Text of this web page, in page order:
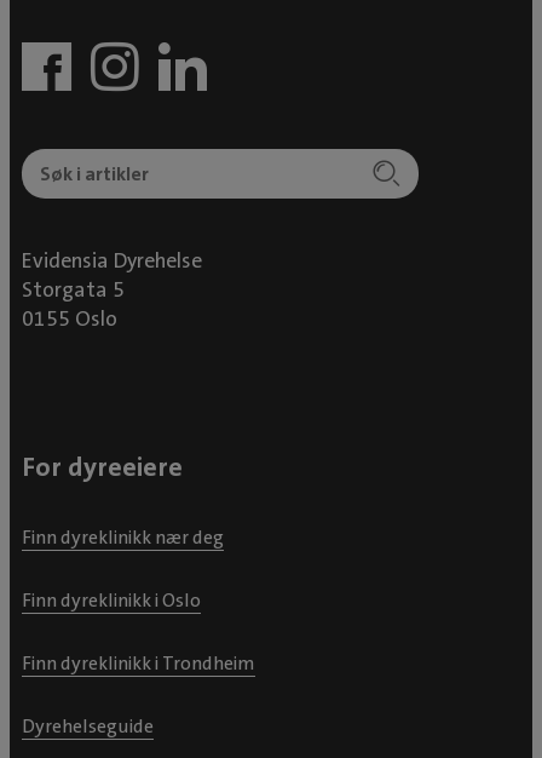
Evidensia Dyrehelse
Storgata 5
0155 Oslo
For dyreeiere
Finn dyreklinikk nær deg
Finn dyreklinikk i Oslo
Finn dyreklinikk i Trondheim
Dyrehelseguide